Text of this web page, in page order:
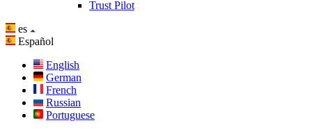
Trust Pilot
es
Español
English
German
French
Russian
Portuguese